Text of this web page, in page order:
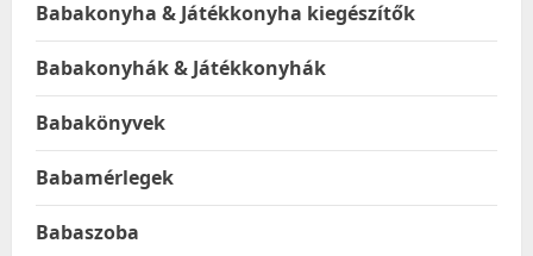
Babakonyha & Játékkonyha kiegészítők
Babakonyhák & Játékkonyhák
Babakönyvek
Babamérlegek
Babaszoba